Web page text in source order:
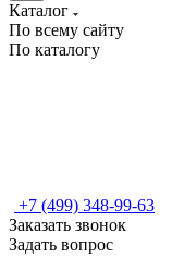
Каталог
По всему сайту
По каталогу
+7 (499) 348-99-63
Заказать звонок
Задать вопрос